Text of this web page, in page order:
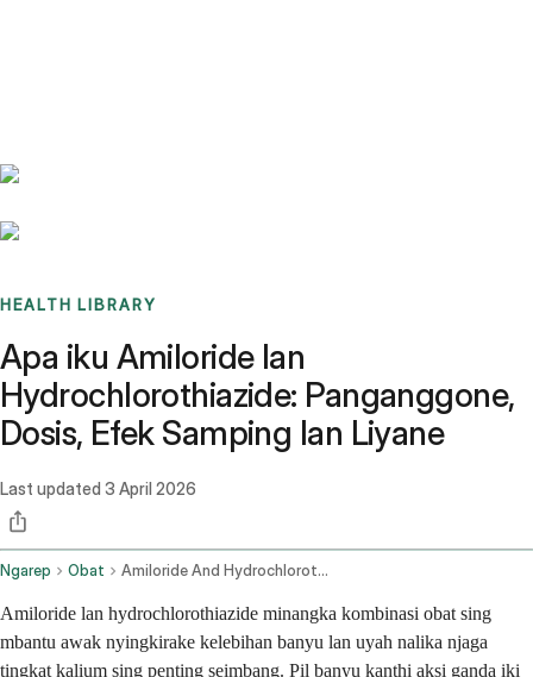
HEALTH LIBRARY
Apa iku Amiloride lan
Hydrochlorothiazide: Panganggone,
Dosis, Efek Samping lan Liyane
Last updated 3 April 2026
Ngarep Obat Amiloride And Hydrochlorothiazide Oral Route
Amiloride lan hydrochlorothiazide minangka kombinasi obat sing
mbantu awak nyingkirake kelebihan banyu lan uyah nalika njaga
tingkat kalium sing penting seimbang. Pil banyu kanthi aksi ganda iki